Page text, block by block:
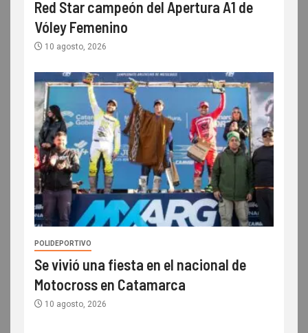
Red Star campeón del Apertura A1 de
Vóley Femenino
10 agosto, 2026
POLIDEPORTIVO
Se vivió una fiesta en el nacional de
Motocross en Catamarca
10 agosto, 2026